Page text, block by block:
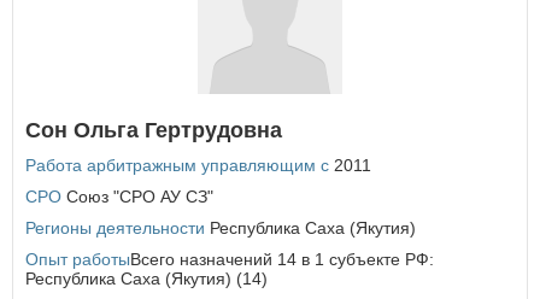
Сон Ольга Гертрудовна
Работа арбитражным управляющим с 2011
СРО Союз "СРО АУ СЗ"
Регионы деятельности Республика Саха (Якутия)
Опыт работыВсего назначений 14 в 1 субъекте РФ:
Республика Саха (Якутия) (14)